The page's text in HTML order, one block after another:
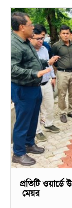
প্রতিটি
মেয়র